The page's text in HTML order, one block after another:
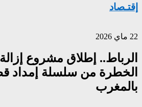
إقتـصاد
22 ماي 2026
الرباط.. إطلاق مشروع إزالة
الخطرة من سلسلة إمداد
بالمغرب